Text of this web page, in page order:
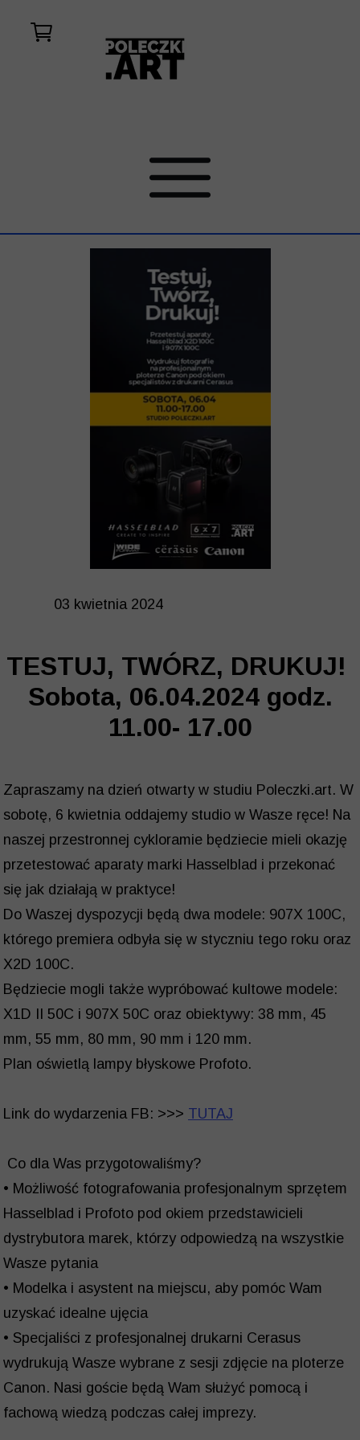
03 kwietnia 2024
TESTUJ, TWÓRZ, DRUKUJ!
Sobota, 06.04.2024 godz.
11.00- 17.00
Zapraszamy na dzień otwarty w studiu Poleczki.art. W
sobotę, 6 kwietnia oddajemy studio w Wasze ręce! Na
naszej przestronnej cykloramie będziecie mieli okazję
przetestować aparaty marki Hasselblad i przekonać
się jak działają w praktyce!
Do Waszej dyspozycji będą dwa modele: 907X 100C,
którego premiera odbyła się w styczniu tego roku oraz
X2D 100C.
Będziecie mogli także wypróbować kultowe modele:
X1D II 50C i 907X 50C oraz obiektywy: 38 mm, 45
mm, 55 mm, 80 mm, 90 mm i 120 mm.
Plan oświetlą lampy błyskowe Profoto.
Link do wydarzenia FB: >>> TUTAJ
Co dla Was przygotowaliśmy?
• Możliwość fotografowania profesjonalnym sprzętem
Hasselblad i Profoto pod okiem przedstawicieli
dystrybutora marek, którzy odpowiedzą na wszystkie
Wasze pytania
• Modelka i asystent na miejscu, aby pomóc Wam
uzyskać idealne ujęcia
• Specjaliści z profesjonalnej drukarni Cerasus
wydrukują Wasze wybrane z sesji zdjęcie na ploterze
Canon. Nasi goście będą Wam służyć pomocą i
fachową wiedzą podczas całej imprezy.